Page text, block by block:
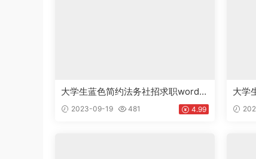
大学生蓝色简约法务社招求职word简
历下载doc
2023-09-19 481 4.99
大学
计师
板下